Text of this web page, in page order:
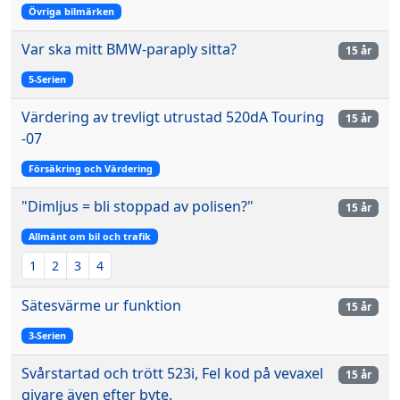
Övriga bilmärken
Var ska mitt BMW-paraply sitta?
5-Serien
15 år
Värdering av trevligt utrustad 520dA Touring
-07
Försäkring och Värdering
15 år
"Dimljus = bli stoppad av polisen?"
Allmänt om bil och trafik
1 2 3 4
15 år
Sätesvärme ur funktion
3-Serien
15 år
Svårstartad och trött 523i, Fel kod på vevaxel
givare även efter byte.
15 år